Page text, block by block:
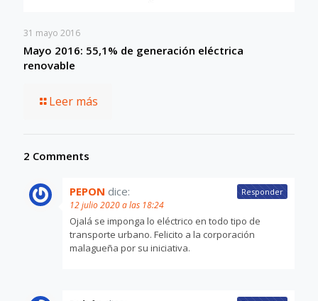
31 mayo 2016
Mayo 2016: 55,1% de generación eléctrica
renovable
Leer más
2 Comments
PEPON dice:
12 julio 2020 a las 18:24
Ojalá se imponga lo eléctrico en todo tipo de
transporte urbano. Felicito a la corporación
malagueña por su iniciativa.
Responder